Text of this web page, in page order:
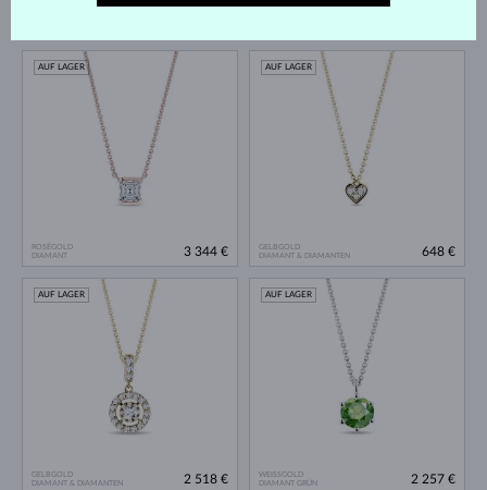
ROSÉGOLD
DIAMANT
AUF LAGER
3 344 €
GELBGOLD
DIAMANT & DIAMANTEN
AUF LAGER
648 €
GELBGOLD
DIAMANT & DIAMANTEN
AUF LAGER
2 518 €
WEISSGOLD
DIAMANT GRÜN
AUF LAGER
2 257 €